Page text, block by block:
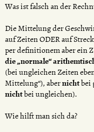
Was ist falsch an der
Die Mittelung der
auf Zeiten ODER auf
per definitionem aber ein
die „normale“
(bei ungleichen Zeiten
Mittelung“), abernichtbei
nichtbei ungleichen).
Wie hilft man sich da?